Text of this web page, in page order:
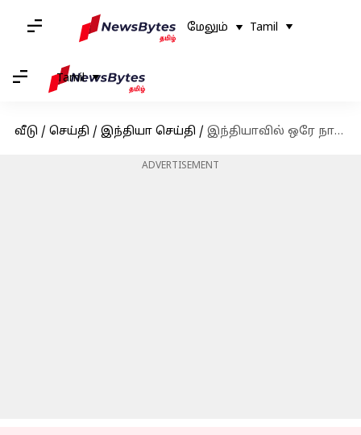
மேலும் Tamil
Tamil
வீடு / செய்தி / இந்தியா செய்தி / இந்தியாவில் ஒரே நாளில் 9,111 கொரோனா பாதிப்பு: 27 பேர் உயிரிழப்பு
ADVERTISEMENT